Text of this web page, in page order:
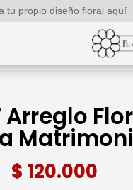
tu propio diseño floral aquí
Arreglo
$ 120.000